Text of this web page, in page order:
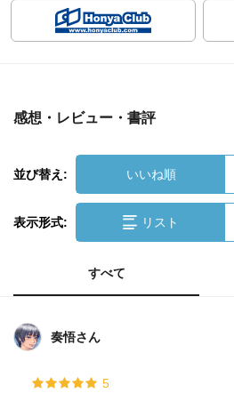
感想・レビュー・書評
並び替え: いいね順
表示形式: リスト
すべて
奏悟さん
5